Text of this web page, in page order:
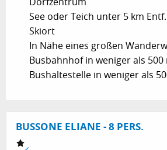
See oder Teich unter 5 km Entf.
Skiort
In Nähe eines großen
Busbahnhof in weniger als 500
Bushaltestelle in weniger als
BUSSONE ELIANE - 8 PERS.